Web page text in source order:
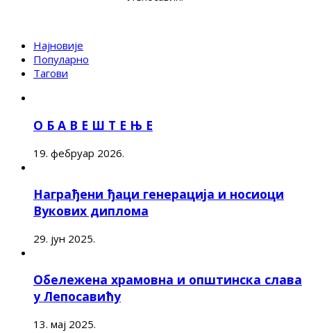
Најновије
Популарно
Тагови
О Б А В Е Ш Т Е Њ Е
19. фебруар 2026.
Награђени ђаци генерација и носиоци
Вукових диплома
29. јун 2025.
Обележена храмовна и општинска слава
у Лепосавићу
13. мај 2025.